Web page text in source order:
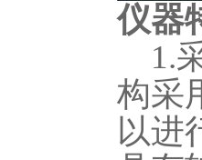
仪器
1.
构采
以进